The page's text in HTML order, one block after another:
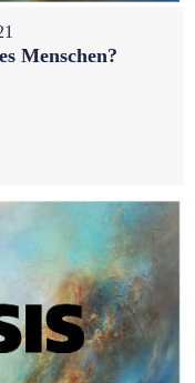
Menschen?